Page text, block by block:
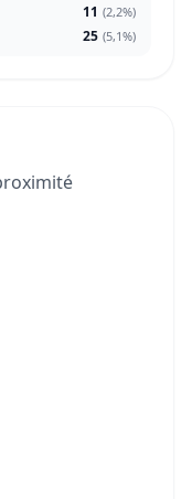
11 (2,2%)
25 (5,1%)